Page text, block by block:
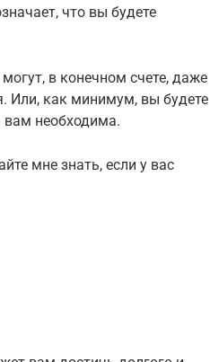
что вы будете
в конечном счете, даже
Или, как минимум, вы будете
вам необходима.
мне знать, если у вас